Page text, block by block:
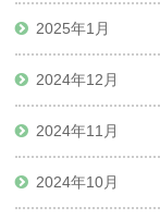
2025年1月
2024年12月
2024年11月
2024年10月